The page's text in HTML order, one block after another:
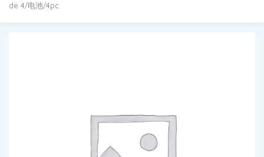
de 4/电池/4pc